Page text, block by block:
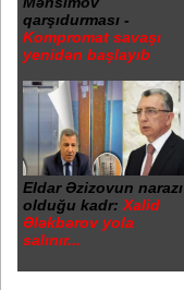
qarşıdurması -
Kompromat savaşı
yenidən başlayıb
Eldar Əzizovun narazı
olduğu kadr: Xalid
Ələkbərov yola
salınır...